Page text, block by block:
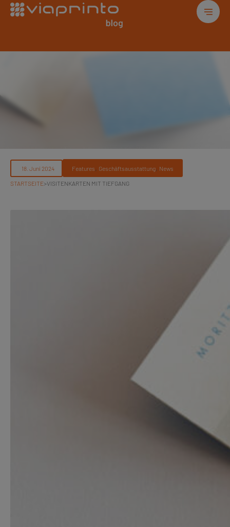
Features , Geschäftsausstattung, News
STARTSEITE>VISITENKARTEN MIT TIEFGANG